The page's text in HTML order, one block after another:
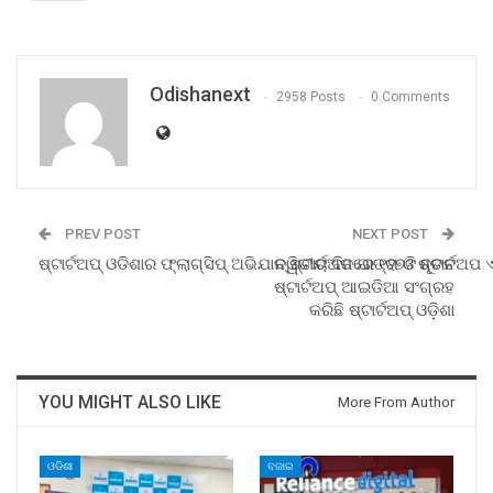
Odishanext 2958 Posts 0 Comments
PREV POST
ଷ୍ଟାର୍ଟଅପ୍ ଓଡିଶାର ଫ୍ଲାଗ୍‌ସିପ୍ ଅଭିଯାନ ଷ୍ଟାର୍ଟଅପ ଯାତ୍ରା ଓ
NEXT POST
ଦ୍ୱିତୀୟ ଦିନରେ ୧୨୭ଟି ନୂତନ
ଷ୍ଟାର୍ଟଅପ୍ ଆଇଡିଆ ସଂଗ୍ରହ
କରିଛି ଷ୍ଟାର୍ଟଅପ୍ ଓଡ଼ିଶା
YOU MIGHT ALSO LIKE More From Author
ଓଡିଶା ବଜାର